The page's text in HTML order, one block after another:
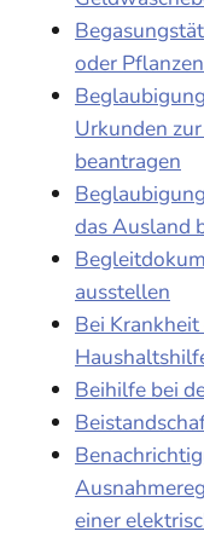
oder
Urkunden
beantragen
das Ausland
ausstellen
Bei
Beihilfe bei
einer